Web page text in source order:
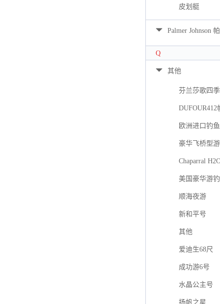
皮划艇
Palmer Johnson
Q
其他
芬兰莎歌四
DUFOUR412
欧洲进口钓
豪华飞桥型
Chaparral
美国豪华游
顺海夜游
新和平号
其他
爱迪生68尺
成功游6号
水晶公主号
扬帆之星